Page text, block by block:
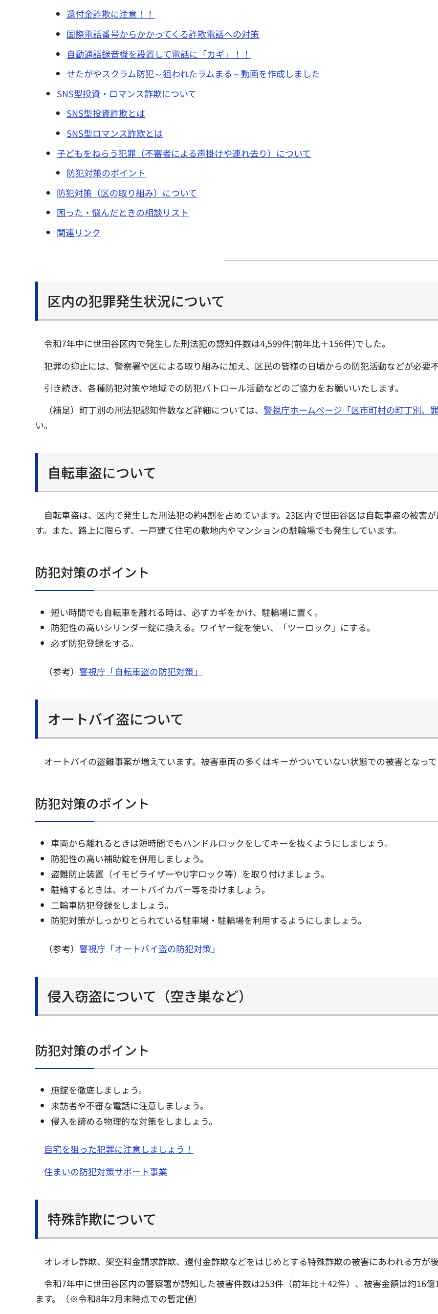
還付金詐欺に注意！！
国際電話番号からかかってくる詐欺電話への対策
自動通話録音機を設置して電話に「カギ」！！
せたがやスクラム防犯～狙われたラムまる～動画を作成しました
SNS型投資・ロマンス詐欺について
SNS型投資詐欺とは
SNS型ロマンス詐欺とは
子どもをねらう犯罪（不審者による声掛けや連れ去り）について
防犯対策のポイント
防犯対策（区の取り組み）について
困った・悩んだときの相談リスト
関連リンク
区内の犯罪発生状況について
令和7年中に世田谷区内で発生した刑法犯の認知件数は4,599件(前年比＋156件)でした。
犯罪の抑止には、警察署や区による取り組みに加え、区民の皆様の日頃からの防犯活動などが必要
引き続き、各種防犯対策や地域での防犯パトロール活動などのご協力をお願いいたします。
（補足）町丁別の刑法犯認知件数など詳細については、 警視庁ホームぺージ「区市町村の町丁別、
い。
自転車盗について
自転車盗は、区内で発生した刑法犯の約4割を占めています。23区内で世田谷区は自転車盗の被害
す。また、路上に限らず、一戸建て住宅の敷地内やマンションの駐輪場でも発生しています。
防犯対策のポイント
短い時間でも自転車を離れる時は、必ずカギをかけ、駐輪場に置く。
防犯性の高いシリンダー錠に換える。ワイヤー錠を使い、「ツーロック」にする。
必ず防犯登録をする。
（参考） 警視庁「自転車盗の防犯対策」
オートバイ盗について
オートバイの盗難事案が増えています。被害車両の多くはキーがついていない状態での被害となっ
防犯対策のポイント
車両から離れるときは短時間でもハンドルロックをしてキーを抜くようにしましょう。
防犯性の高い補助錠を併用しましょう。
盗難防止装置（イモビライザーやU字ロック等）を取り付けましょう。
駐輪するときは、オートバイカバー等を掛けましょう。
二輪車防犯登録をしましょう。
防犯対策がしっかりとられている駐車場・駐輪場を利用するようにしましょう。
（参考） 警視庁「オートバイ盗の防犯対策」
侵入窃盗について（空き巣など）
防犯対策のポイント
施錠を徹底しましょう。
来訪者や不審な電話に注意しましょう。
侵入を諦める物理的な対策をしましょう。
自宅を狙った犯罪に注意しましょう！
住まいの防犯対策サポート事業
特殊詐欺について
オレオレ詐欺、架空料金請求詐欺、還付金詐欺などをはじめとする特殊詐欺の被害にあわれる方が
令和7年中に世田谷区内の警察署が認知した被害件数は253件（前年比＋42件）、被害金額は約16
ます。（※令和8年2月末時点での暫定値）